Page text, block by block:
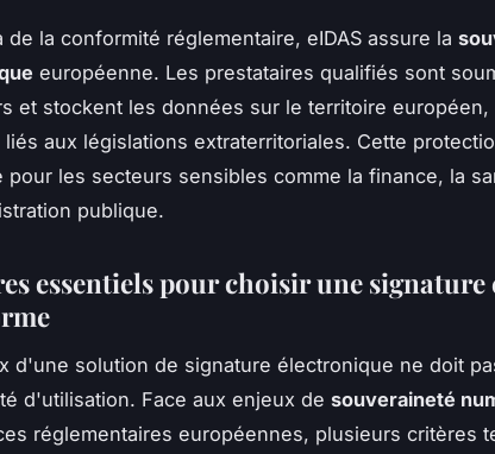
de la conformité réglementaire, eIDAS assure la
européenne. Les prestataires qualifiés sont
et stockent les données sur le territoire européen,
liés aux législations extraterritoriales. Cette
pour les secteurs sensibles comme la finance, la
publique.
essentiels pour choisir une
d'une solution de signature électronique ne doit
d'utilisation. Face aux enjeux de souveraineté
réglementaires européennes, plusieurs critères